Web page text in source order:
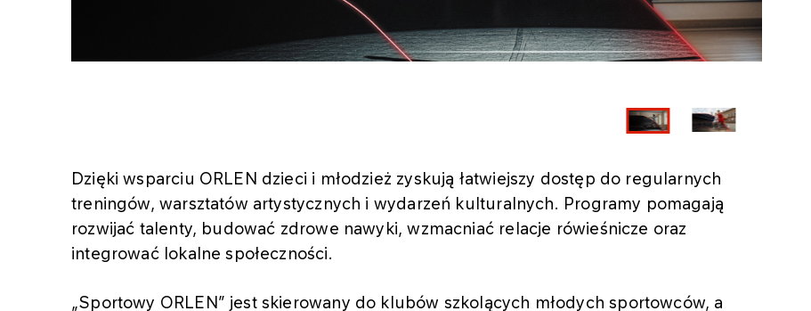
Dzięki wsparciu ORLEN dzieci i młodzież zyskują łatwiejszy dostęp do regularnych
treningów, warsztatów artystycznych i wydarzeń kulturalnych. Programy pomagają
rozwijać talenty, budować zdrowe nawyki, wzmacniać relacje rówieśnicze oraz
integrować lokalne społeczności.
„Sportowy ORLEN” jest skierowany do klubów szkolących młodych sportowców, a